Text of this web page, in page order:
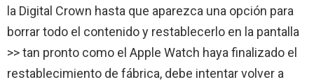
la Digital Crown hasta que aparezca una opción para
borrar todo el contenido y restablecerlo en la pantalla
>> tan pronto como el Apple Watch haya finalizado el
restablecimiento de fábrica, debe intentar volver a